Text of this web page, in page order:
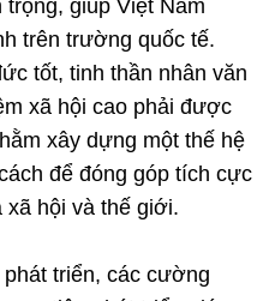
giúp Việt Nam
trên trường quốc tế.
tốt, tinh thần nhân văn
xã hội cao phải được
xây dựng một thế hệ
để đóng góp tích cực
xã hội và thế giới.
triển, các cường